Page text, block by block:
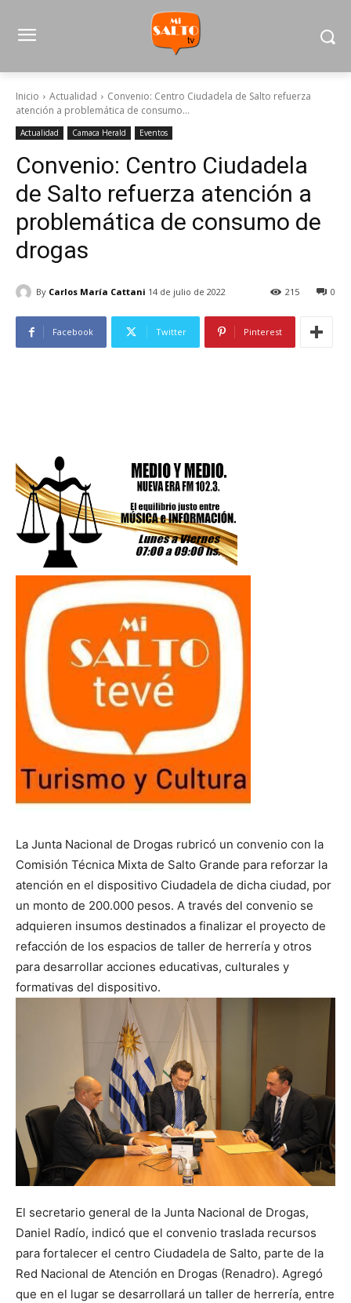
Inicio Actualidad
Convenio: Centro Ciudadela de Salto refuerza
atención a problemática de consumo...
Actualidad Camaca Herald Eventos
Convenio: Centro Ciudadela
de Salto refuerza atención a
problemática de consumo de
drogas
By Carlos María Cattani 14 de julio de 2022 0
215
Facebook Twitter Pinterest
La Junta Nacional de Drogas rubricó un convenio con la
Comisión Técnica Mixta de Salto Grande para reforzar la
atención en el dispositivo Ciudadela de dicha ciudad, por
un monto de 200.000 pesos. A través del convenio se
adquieren insumos destinados a finalizar el proyecto de
refacción de los espacios de taller de herrería y otros
para desarrollar acciones educativas, culturales y
formativas del dispositivo.
El secretario general de la Junta Nacional de Drogas,
Daniel Radío, indicó que el convenio traslada recursos
para fortalecer el centro Ciudadela de Salto, parte de la
Red Nacional de Atención en Drogas (Renadro). Agregó
que en el lugar se desarrollará un taller de herrería, entre